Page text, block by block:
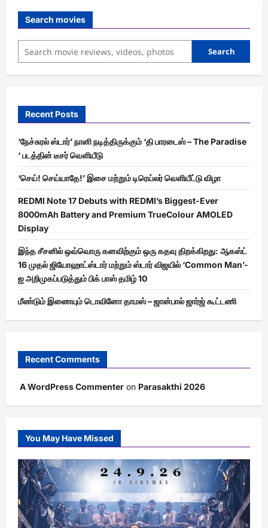
Search movies
Search
Recent Posts
‘நேச்சுரல் ஸ்டார்’ நானி நடித்திருக்கும் ‘தி பாரடைஸ் – The Paradise
‘ படத்தின் டீசர் வெளியீடு
‘செய்! செய்யாதே!’ இசை மற்றும் டிரெய்லர் வெளியீட்டு விழா
REDMI Note 17 Debuts with REDMI’s Biggest-Ever
8000mAh Battery and Premium TrueColour AMOLED
Display
இந்த சீசனில் ஒவ்வொரு கனவிற்கும் ஒரு கதவு திறக்கிறது: ஆகஸ்ட்
16 முதல் ஜியோஹாட்ஸ்டார் மற்றும் ஸ்டார் விஜயில் ‘Common Man’-
ஐ அறிமுகப்படுத்தும் பிக் பாஸ் தமிழ் 10
மீண்டும் இணையும் டொவினோ தாமஸ் – ஜான்பால் ஜார்ஜ் கூட்டணி
Recent Comments
A WordPress Commenter on Parasakthi 2026
You May Have Missed